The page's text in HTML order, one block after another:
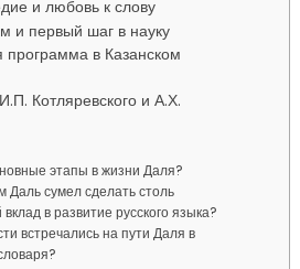
и любовь к слову
и первый шаг в науку
программа в Казанском
Котляревского и А.Х.
этапы в жизни Даля?
Даль сумел сделать столь
в развитие русского языка?
встречались на пути Даля в